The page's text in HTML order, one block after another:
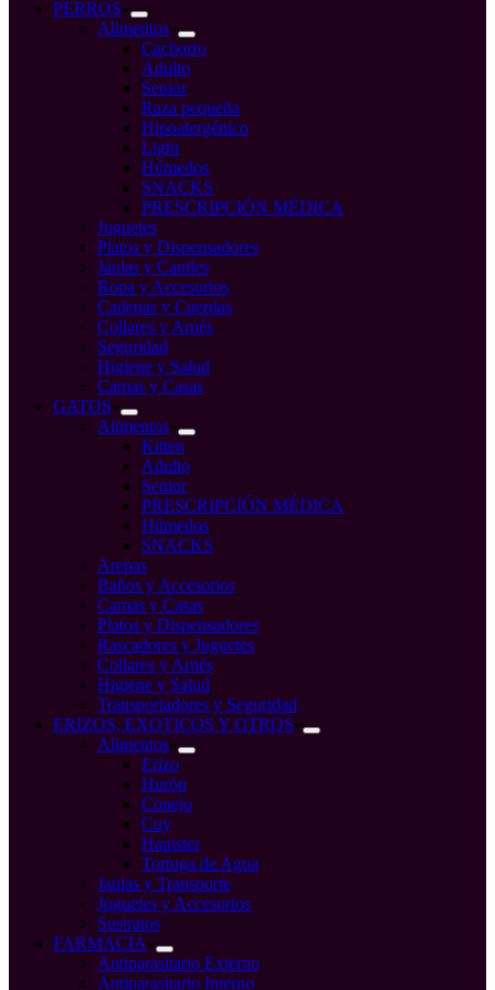
compraPERROS
Alimentos
Cachorro
Adulto
Senior
Raza pequeña
Hipoalergénico
Light
Húmedos
SNACKS
PRESCRIPCIÓN MÉDICA
Juguetes
Platos y Dispensadores
Jaulas y Caniles
Ropa y Accesorios
Cadenas y Cuerdas
Collares y Arnés
Seguridad
Higiene y Salud
Camas y Casas
GATOS
Alimentos
Kitten
Adulto
Senior
PRESCRIPCIÓN MÉDICA
Húmedos
SNACKS
Arenas
Baños y Accesorios
Camas y Casas
Platos y Dispensadores
Rascadores y Juguetes
Collares y Arnés
Higiene y Salud
Transportadores y Seguridad
ERIZOS, EXOTICOS Y OTROS
Alimentos
Erizo
Hurón
Conejo
Cuy
Hamster
Tortuga de Agua
Jaulas y Transporte
Juguetes y Accesorios
Sustratos
FARMACIA
Antiparasitario Externo
Antiparasitario Interno